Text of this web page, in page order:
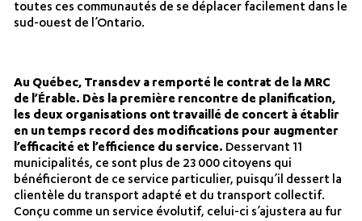
toutes ces communautés de se déplacer facilement dans le
sud-ouest de l’Ontario.
Au Québec, Transdev a remporté le contrat de la MRC
de l’Érable. Dès la première rencontre de planification,
les deux organisations ont travaillé de concert à établir
en un temps record des modifications pour augmenter
l’efficacité et l’efficience du service. Desservant 11
municipalités, ce sont plus de 23 000 citoyens qui
bénéficieront de ce service particulier, puisqu’il dessert la
clientèle du transport adapté et du transport collectif.
Conçu comme un service évolutif, celui-ci s’ajustera au fur